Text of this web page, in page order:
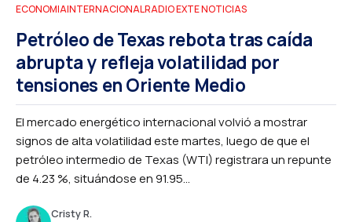
ECONOMIAINTERNACIONALRADIO EXTE NOTICIAS
Petróleo de Texas rebota tras caída
abrupta y refleja volatilidad por
tensiones en Oriente Medio
El mercado energético internacional volvió a mostrar
signos de alta volatilidad este martes, luego de que el
petróleo intermedio de Texas (WTI) registrara un repunte
de 4.23 %, situándose en 91.95...
Cristy R.